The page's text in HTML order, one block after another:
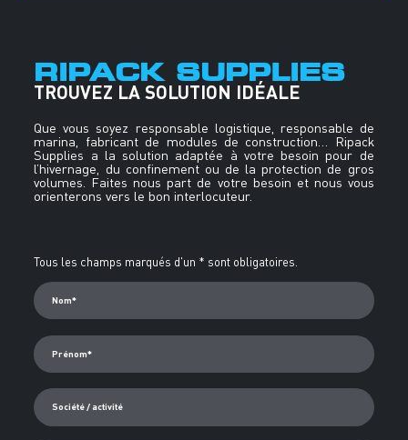
TROUVEZ LA SOLUTION IDÉALE
RIPACK SUPPLIES
Que vous soyez responsable logistique, responsable de
marina, fabricant de modules de construction… Ripack
Supplies a la solution adaptée à votre besoin pour de
l’hivernage, du confinement ou de la protection de gros
volumes. Faites nous part de votre besoin et nous vous
orienterons vers le bon interlocuteur.
Tous les champs marqués d'un * sont obligatoires.
Nom*
Prénom*
Société / activité
Alternative: